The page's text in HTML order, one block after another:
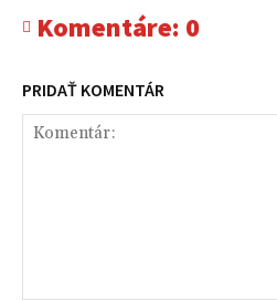
Komentáre: 0
PRIDAŤ KOMENTÁR